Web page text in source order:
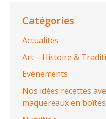
Catégories
Actualités
Art – Histoire &
Evénements
Nos idées recettes
maquereaux en